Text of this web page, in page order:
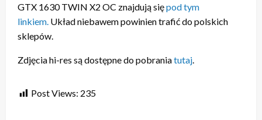
GTX 1630 TWIN X2 OC znajdują siępod tym
linkiem. Układ niebawem powinien trafić do polskich
sklepów.
Zdjęcia hi-res są dostępne do pobraniatutaj.
Post Views: 235